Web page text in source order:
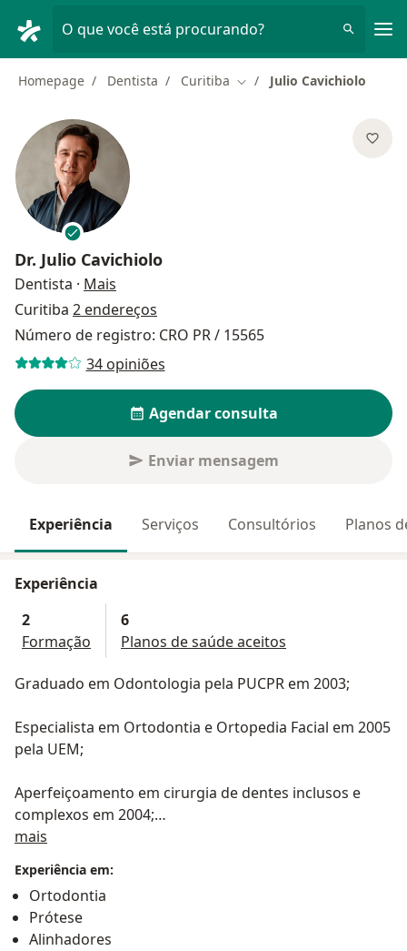
O que você está procurando?
Homepage Dentista Curitiba Mudar de cidade
Julio Cavichiolo
Dr. Julio Cavichiolo
Dentista · Mais
Curitiba 2 endereços
Número de registro: CRO PR / 15565
34 opiniões
Agendar consulta
Enviar mensagem
Experiência Serviços Consultórios Planos
Experiência
2
Formação
6
Planos de saúde aceitos
Graduado em Odontologia pela PUCPR em 2003;
Especialista em Ortodontia e Ortopedia Facial em 2005
pela UEM;
Aperfeiçoamento em cirurgia de dentes inclusos e
complexos em 2004;
Diplomado pelo Board Brasileiro de Ortodontia em
2022.
mais
Experiência em:
Ortodontia
Prótese
Alinhadores